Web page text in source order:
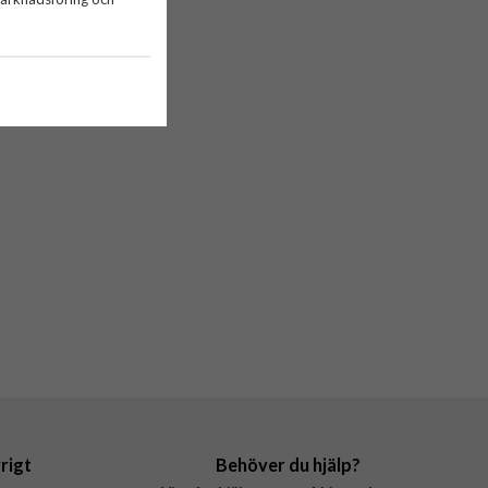
Behöver du hjälp?